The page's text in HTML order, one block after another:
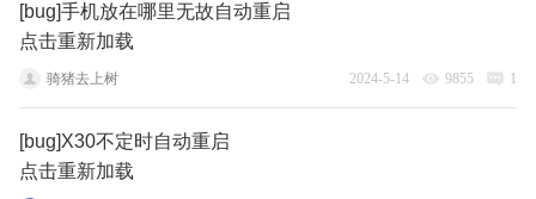
[bug]手机放在哪里无故自动重启
点击重新加载
骑猪去上树 2024-5-14 9855 1
[bug]X30不定时自动重启
点击重新加载